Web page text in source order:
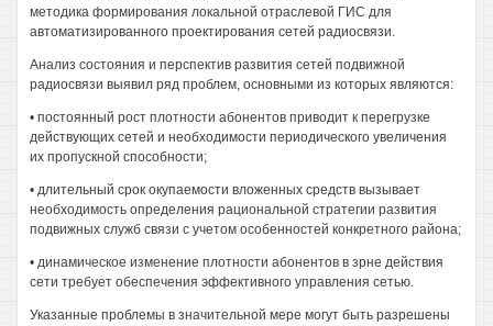
методика формирования локальной отраслевой ГИС для
автоматизированного проектирования сетей радиосвязи.
Анализ состояния и перспектив развития сетей подвижной
радиосвязи выявил ряд проблем, основными из которых являются:
• постоянный рост плотности абонентов приводит к перегрузке
действующих сетей и необходимости периодического увеличения
их пропускной способности;
• длительный срок окупаемости вложенных средств вызывает
необходимость определения рациональной стратегии развития
подвижных служб связи с учетом особенностей конкретного района;
• динамическое изменение плотности абонентов в зрне действия
сети требует обеспечения эффективного управления сетью.
Указанные проблемы в значительной мере могут быть разрешены